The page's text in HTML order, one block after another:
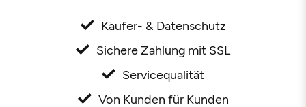
Käufer- & Datenschutz
Sichere Zahlung mit SSL
Servicequalität
Von Kunden für Kunden